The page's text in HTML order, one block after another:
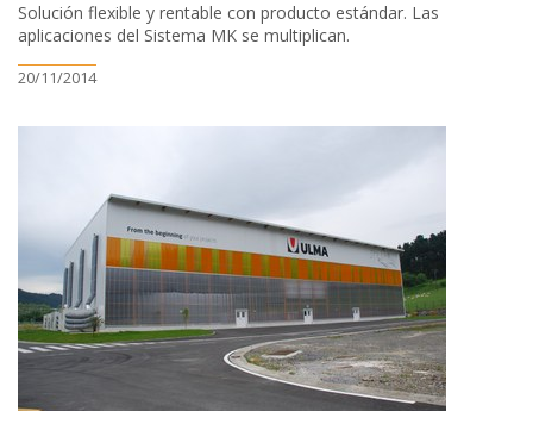
Solución flexible y rentable con producto estándar. Las
aplicaciones del Sistema MK se multiplican.
20/11/2014